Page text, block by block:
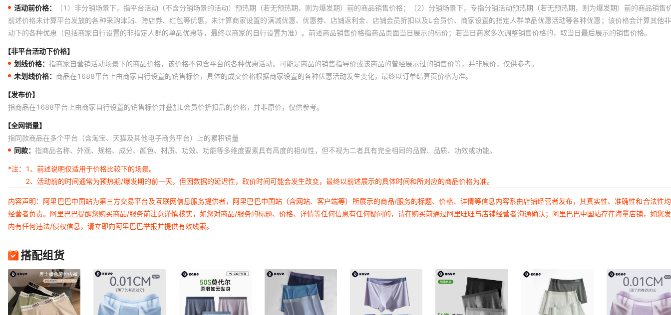
活动前价格：
（1）非分销场景下，指平台活动（不含分销场景的活动）预热期（若无预热期，则为爆发期）前的商品销售价格；（2）分销场景下，专指分销活动预热期（若无预热期，则为爆发期）前的商品销售
前述价格未计算平台发放的各种采购津贴、跨店券、红包等优惠，未计算商家设置的满减优惠、优惠券、店铺返利金、店铺会员折扣以及L会员价、商家设置的指定人群单品优惠活动等各种优惠；该价格会计算其他
动下的各种优惠（包括商家自行设置的非指定人群的单品优惠等，最终以商家的自行设置为准）。前述商品销售价格指商品页面当日展示的标价；若当日商家多次调整销售价格的，取当日最后展示的销售价格。
【非平台活动下价格】
划线价格： 指商家自营销活动场景下的商品价格，该价格不包含平台的各种优惠活动。可能是商品的销售指导价或该商品的曾经展示过的销售价等，并非原价，仅供参考。
未划线价格： 商品在1688平台上由商家自行设置的销售标价，具体的成交价格根据商家设置的各种优惠活动发生变化，最终以订单结算页价格为准。
【发布价】
指商品在1688平台上由商家自行设置的销售标价并叠加L会员价折扣后的价格，并非原价，仅供参考。
【全网销量】
指同款商品在多个平台（含淘宝、天猫及其他电子商务平台）上的累积销量
同款： 指商品名称、外观、规格、成分、颜色、材质、功效、功能等多维度要素具有高度的相似性，但不视为二者具有完全相同的品牌、品质、功效或功能。
*注：
1、前述说明仅适用于价格比较下的场景。
2、活动前的时间通常为预热期/爆发期的前一天，但因数据的延迟性，取价时间可能会发生改变，最终以前述展示的具体时间和所对应的商品价格为准。
内容声明：阿里巴巴中国站为第三方交易平台及互联网信息服务提供者，阿里巴巴中国站（含网站、客户端等）所展示的商品/服务的标题、价格、详情等信息内容系由店铺经营者发布，其真实性、准确性和合法性
经营者负责。阿里巴巴提醒您购买商品/服务前注意谨慎核实，如您对商品/服务的标题、价格、详情等任何信息有任何疑问的，请在购买前通过阿里旺旺与店铺经营者沟通确认；阿里巴巴中国站存在海量店铺，如您
内有任何违法/侵权信息，请立即向阿里巴巴举报并提供有效线索。
搭配组货